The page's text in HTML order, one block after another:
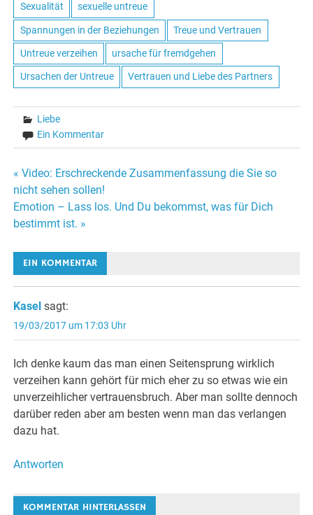
Sexualität sexuelle untreue
Spannungen in der Beziehungen Treue und Vertrauen
Untreue verzeihen ursache für fremdgehen
Ursachen der Untreue Vertrauen und Liebe des Partners
Liebe
Ein Kommentar
Beitrags-
Navigation
« Video: Erschreckende Zusammenfassung die Sie so
nicht sehen sollen!
Emotion – Lass los. Und Du bekommst, was für Dich
bestimmt ist. »
EIN KOMMENTAR
Kasel sagt:
19/03/2017 um 17:03 Uhr
Ich denke kaum das man einen Seitensprung wirklich
verzeihen kann gehört für mich eher zu so etwas wie ein
unverzeihlicher vertrauensbruch. Aber man sollte dennoch
darüber reden aber am besten wenn man das verlangen
dazu hat.
Antworten
KOMMENTAR HINTERLASSEN